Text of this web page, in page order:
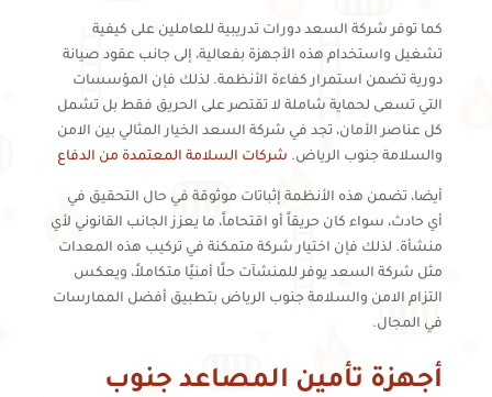
كما توفر شركة السعد دورات تدريبية للعاملين على كيفية
تشغيل واستخدام هذه الأجهزة بفعالية، إلى جانب عقود صيانة
دورية تضمن استمرار كفاءة الأنظمة. لذلك فإن المؤسسات
التي تسعى لحماية شاملة لا تقتصر على الحريق فقط بل تشمل
كل عناصر الأمان، تجد في شركة السعد الخيار المثالي بين الامن
والسلامة جنوب الرياض. شركات السلامة المعتمدة من الدفاع
أيضا، تضمن هذه الأنظمة إثباتات موثوقة في حال التحقيق في
أي حادث، سواء كان حريقاً أو اقتحاماً، ما يعزز الجانب القانوني لأي
منشأة. لذلك فإن اختيار شركة متمكنة في تركيب هذه المعدات
مثل شركة السعد يوفر للمنشآت حلًا أمنيًا متكاملاً، ويعكس
التزام الامن والسلامة جنوب الرياض بتطبيق أفضل الممارسات
في المجال.
أجهزة تأمين المصاعد جنوب